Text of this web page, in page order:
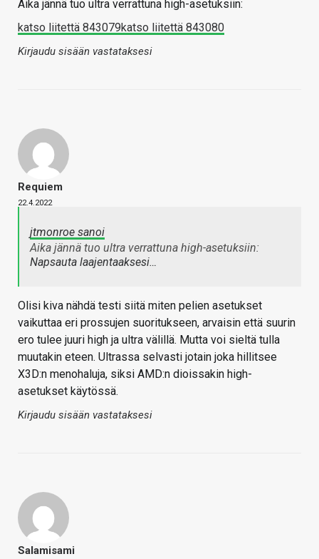
Aika jännä tuo ultra verrattuna high-asetuksiin:
katso liitettä 843079katso liitettä 843080
Kirjaudu sisään vastataksesi
Requiem
22.4.2022
jtmonroe sanoi
Aika jännä tuo ultra verrattuna high-asetuksiin:
Napsauta laajentaaksesi…
Olisi kiva nähdä testi siitä miten pelien asetukset
vaikuttaa eri prossujen suoritukseen, arvaisin että suurin
ero tulee juuri high ja ultra välillä. Mutta voi sieltä tulla
muutakin eteen. Ultrassa selvasti jotain joka hillitsee
X3D:n menohaluja, siksi AMD:n dioissakin high-
asetukset käytössä.
Kirjaudu sisään vastataksesi
Salamisami